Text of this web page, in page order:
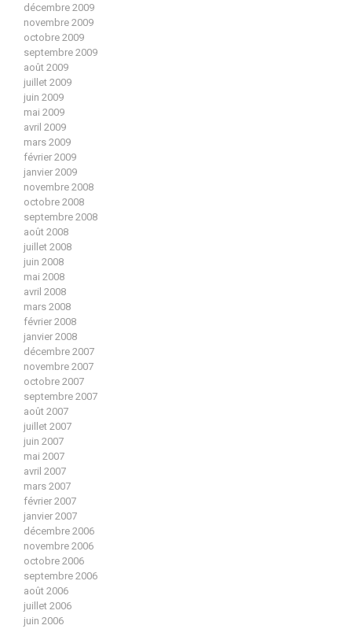
décembre 2009
novembre 2009
octobre 2009
septembre 2009
août 2009
juillet 2009
juin 2009
mai 2009
avril 2009
mars 2009
février 2009
janvier 2009
novembre 2008
octobre 2008
septembre 2008
août 2008
juillet 2008
juin 2008
mai 2008
avril 2008
mars 2008
février 2008
janvier 2008
décembre 2007
novembre 2007
octobre 2007
septembre 2007
août 2007
juillet 2007
juin 2007
mai 2007
avril 2007
mars 2007
février 2007
janvier 2007
décembre 2006
novembre 2006
octobre 2006
septembre 2006
août 2006
juillet 2006
juin 2006